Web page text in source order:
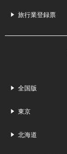
旅行業登録票
全国版
東京
北海道